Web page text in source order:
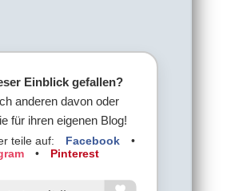
Einblick gefallen?
anderen davon oder
für ihren eigenen Blog!
teile auf: Facebook
•
• Pinterest